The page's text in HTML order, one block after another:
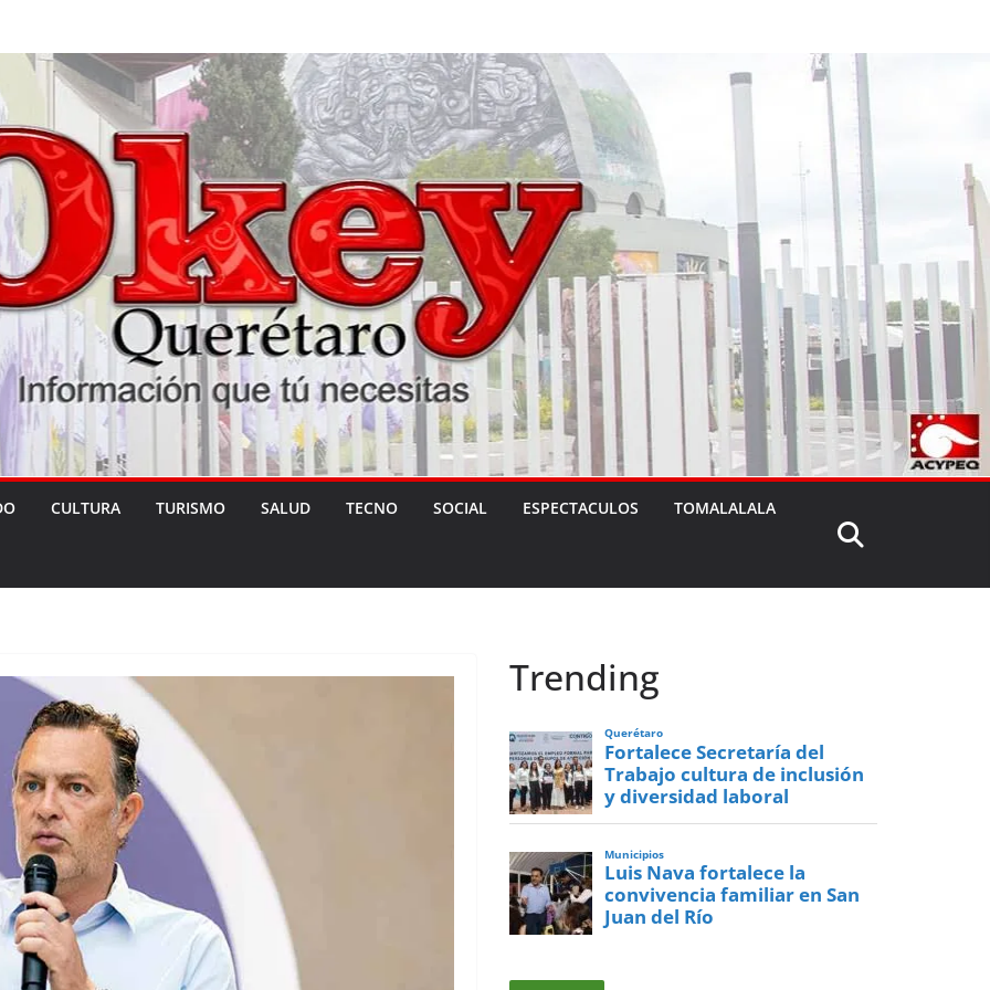
CULTURA TURISMO SALUD TECNO SOCIAL ESPECTACULOS TOMALALALA
Trending
Querétaro
Fortalece Secretaría del
Trabajo cultura de inclusión
y diversidad laboral
Municipios
Luis Nava fortalece la
convivencia familiar en San
Juan del Río